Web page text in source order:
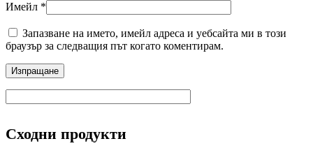
Имейл *
Запазване на името, имейл адреса и уебсайта ми в този
браузър за следващия път когато коментирам.
Сходни продукти